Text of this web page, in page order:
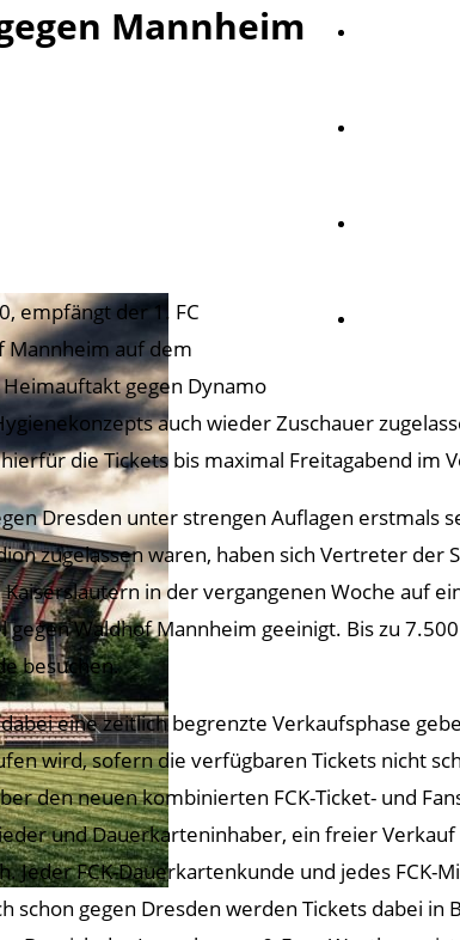
Mannheim
empfängt der 1. FC
Mannheim auf dem
gegen Dynamo
auch wieder Zuschauer
die Tickets bis maximal Freitagabend im
Dresden unter strengen Auflagen erstmals
zugelassen waren, haben sich Vertreter der
in der vergangenen Woche auf
Waldhof Mannheim geeinigt. Bis zu
besuchen.
eine zeitlich begrenzte Verkaufsphase
wird, sofern die verfügbaren Tickets nicht
den neuen kombinierten FCK-Ticket- und
und Dauerkarteninhaber, ein freier
Jeder FCK-Dauerkartenkunde und jedes FCK-
schon gegen Dresden werden Tickets dabei in